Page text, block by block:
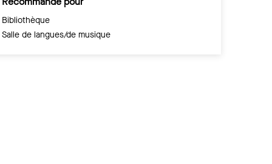
Bibliothèque
Salle de langues/de musique